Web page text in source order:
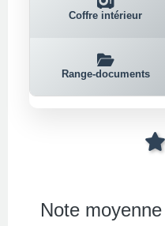
Coffre intérieur
Range-documents
Note moyenne